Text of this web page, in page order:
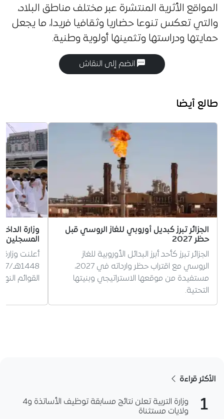
المواقع الأثرية المنتشرة عبر مختلف مناطق البلاد،
والتي تعكس تنوعا حضاريا وثقافيا فريدا، ما يجعل
حمايتها ودراستها وتثمينها أولوية وطنية.
انضم إلى النقاش
طالع أيضا
الجزائر تبرز كبديل أوروبي للغاز الروسي قبل
حظر 2027
الجزائر تبرز كأحد أبرز البدائل الأوروبية للغاز
الروسي مع اقتراب حظر وارداته في 2027،
مستفيدة من موقعها الاستراتيجي وبنيتها
التحتية.
وزارة
المسجلين
أعلنت
القوائم
الأكثر قراءة
1
وزارة التربية تعلن نتائج مسابقة توظيف الأساتذة و4
ولايات مستثناة